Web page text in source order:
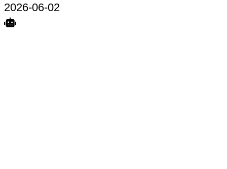
2026-06-02